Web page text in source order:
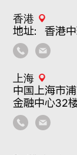
香港
地址：香港
上海
中国上海市
金融中心32